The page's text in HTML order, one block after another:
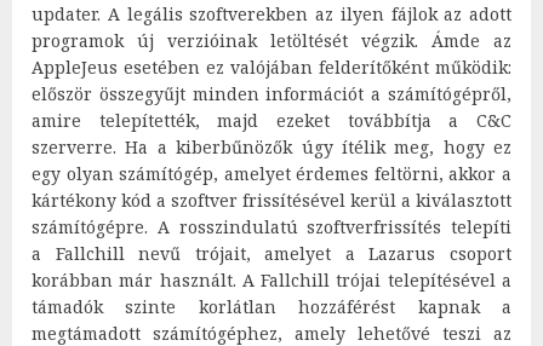
updater. A legális szoftverekben az ilyen fájlok az adott
programok új verzióinak letöltését végzik. Ámde az
AppleJeus esetében ez valójában felderítőként működik:
először összegyűjt minden információt a számítógépről,
amire telepítették, majd ezeket továbbítja a C&C
szerverre. Ha a kiberbűnözők úgy ítélik meg, hogy ez
egy olyan számítógép, amelyet érdemes feltörni, akkor a
kártékony kód a szoftver frissítésével kerül a kiválasztott
számítógépre. A rosszindulatú szoftverfrissítés telepíti
a Fallchill nevű trójait, amelyet a Lazarus csoport
korábban már használt. A Fallchill trójai telepítésével a
támadók szinte korlátlan hozzáférést kapnak a
megtámadott számítógéphez, amely lehetővé teszi az